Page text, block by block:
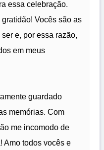
essa celebração.
Vocês são as
e, por essa razão,
em meus
guardado
memórias. Com
me incomodo de
Amo todos vocês e